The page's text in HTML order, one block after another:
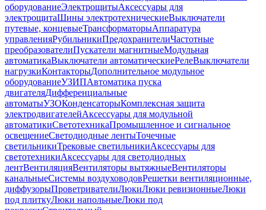
оборудованиеЭлектрощитыАксессуары для
электрощитаШины электротехническиеВыключатели
путевые, концевыеТрансформаторыАппаратура
управленияРубильникиПредохранителиЧастотные
преобразователиПускатели магнитныеМодульная
автоматикаВыключатели автоматическиеРелеВыключатели
нагрузкиКонтакторыДополнительное модульное
оборудованиеУЗИПАвтоматика пуска
двигателяДифференциальные
автоматыУЗОКонденсаторыКомплексная защита
электродвигателейАксессуары для модульной
автоматикиСветотехникаПромышленное и сигнальное
освещениеСветодиодные лентыТочечные
светильникиТрековые светильникиАксессуары для
светотехникиАксессуары для светодиодных
лентВентиляцияВентиляторы вытяжныеВентиляторы
канальныеСистемы воздуховодовРешетки вентиляционные,
диффузорыПроветривателиЛюкиЛюки ревизионныеЛюки
под плиткуЛюки напольныеЛюки под